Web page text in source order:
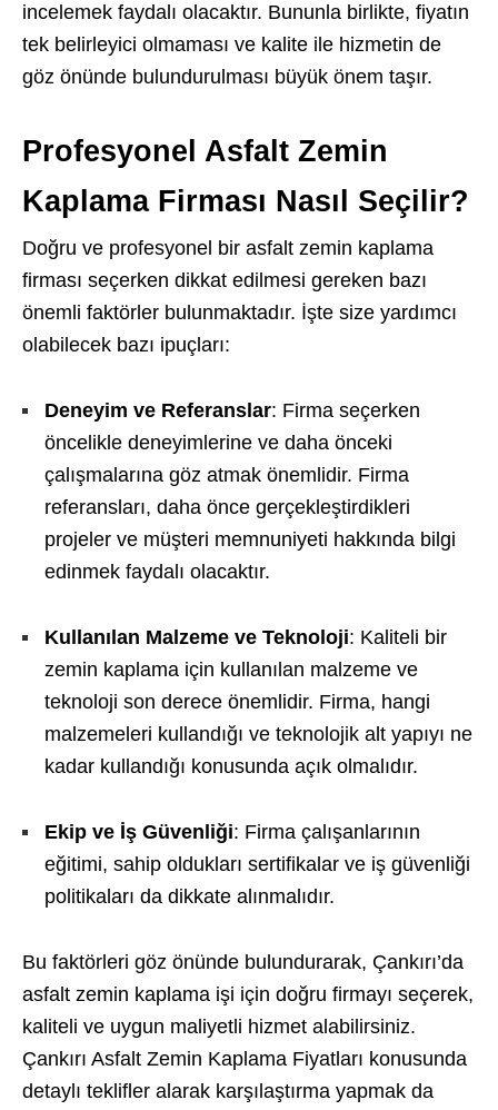
incelemek faydalı olacaktır. Bununla birlikte, fiyatın
tek belirleyici olmaması ve kalite ile hizmetin de
göz önünde bulundurulması büyük önem taşır.
Profesyonel Asfalt Zemin
Kaplama Firması Nasıl Seçilir?
Doğru ve profesyonel bir asfalt zemin kaplama
firması seçerken dikkat edilmesi gereken bazı
önemli faktörler bulunmaktadır. İşte size yardımcı
olabilecek bazı ipuçları:
Deneyim ve Referanslar: Firma seçerken
öncelikle deneyimlerine ve daha önceki
çalışmalarına göz atmak önemlidir. Firma
referansları, daha önce gerçekleştirdikleri
projeler ve müşteri memnuniyeti hakkında bilgi
edinmek faydalı olacaktır.
Kullanılan Malzeme ve Teknoloji: Kaliteli bir
zemin kaplama için kullanılan malzeme ve
teknoloji son derece önemlidir. Firma, hangi
malzemeleri kullandığı ve teknolojik alt yapıyı ne
kadar kullandığı konusunda açık olmalıdır.
Ekip ve İş Güvenliği: Firma çalışanlarının
eğitimi, sahip oldukları sertifikalar ve iş güvenliği
politikaları da dikkate alınmalıdır.
Bu faktörleri göz önünde bulundurarak, Çankırı’da
asfalt zemin kaplama işi için doğru firmayı seçerek,
kaliteli ve uygun maliyetli hizmet alabilirsiniz.
Çankırı Asfalt Zemin Kaplama Fiyatları konusunda
detaylı teklifler alarak karşılaştırma yapmak da